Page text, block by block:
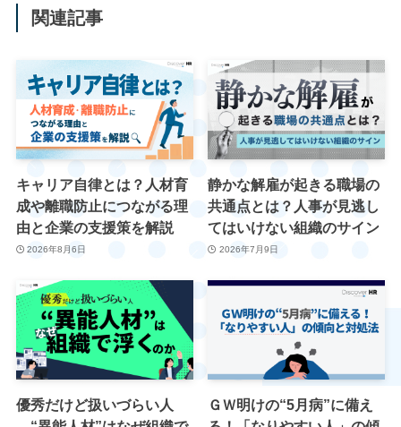
関連記事
キャリア自律とは？人材育
成や離職防止につながる理
由と企業の支援策を解説
2026年8月6日
静かな解雇が起きる職場の
共通点とは？人事が見逃し
てはいけない組織のサイン
2026年7月9日
優秀だけど扱いづらい人
ＧＷ明けの“5月病”に備え